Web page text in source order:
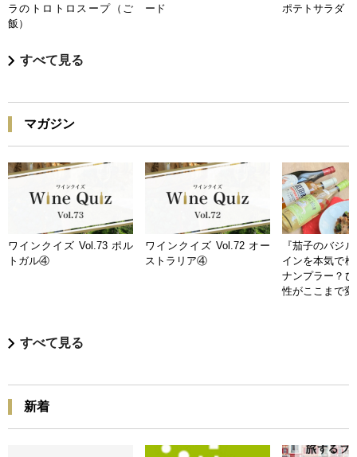
ラのトロトロスープ（ご
飯）
ード
ポテトサラダ
すべて見る
マガジン
ワインクイズ Vol.73 ポル
トガル④
ワインクイズ Vol.72 オー
ストラリア④
『茄子のバジ
インを本気で
ナンプラー？
性がここまで
すべて見る
新着